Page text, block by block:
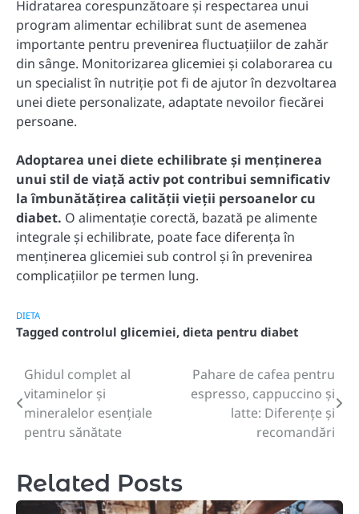
Hidratarea corespunzătoare și respectarea unui
program alimentar echilibrat sunt de asemenea
importante pentru prevenirea fluctuațiilor de zahăr
din sânge. Monitorizarea glicemiei și colaborarea cu
un specialist în nutriție pot fi de ajutor în dezvoltarea
unei diete personalizate, adaptate nevoilor fiecărei
persoane.
Adoptarea unei diete echilibrate și menținerea
unui stil de viață activ pot contribui semnificativ
la îmbunătățirea calității vieții persoanelor cu
diabet. O alimentație corectă, bazată pe alimente
integrale și echilibrate, poate face diferența în
menținerea glicemiei sub control și în prevenirea
complicațiilor pe termen lung.
DIETA
Tagged controlul glicemiei, dieta pentru diabet
Post
navigation
Ghidul complet al
vitaminelor și
mineralelor esențiale
pentru sănătate
Pahare de cafea pentru
espresso, cappuccino și
latte: Diferențe și
recomandări
Related Posts